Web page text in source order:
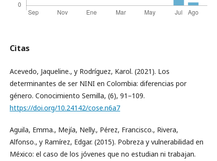
Citas
Acevedo, Jaqueline., y Rodríguez, Karol. (2021). Los
determinantes de ser NINI en Colombia: diferencias por
género. Conocimiento Semilla, (6), 91–109.
https://doi.org/10.24142/cose.n6a7
Aguila, Emma., Mejía, Nelly., Pérez, Francisco., Rivera,
Alfonso., y Ramírez, Edgar. (2015). Pobreza y vulnerabilidad en
México: el caso de los jóvenes que no estudian ni trabajan.